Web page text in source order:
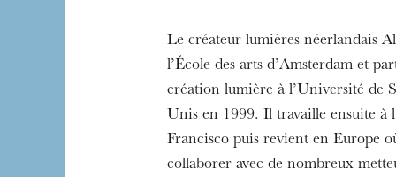
Guided tours of
House
Le créateur lumières néerlandais
l’École des arts d’Amsterdam et
création lumière à l’Université de
Unis en 1999. Il travaille ensuite à
Francisco puis revient en Europe
collaborer avec de nombreux